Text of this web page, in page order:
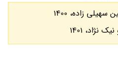
زاده، 1400
1401